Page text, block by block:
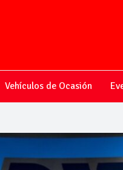
Vehículos de Ocasión